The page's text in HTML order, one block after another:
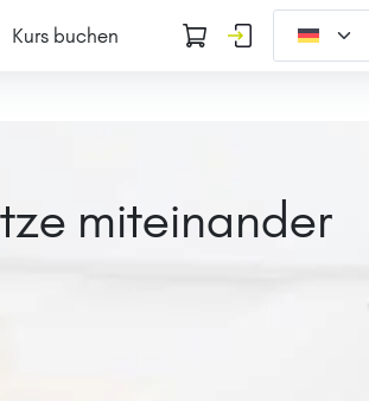
Kurs buchen
miteinander